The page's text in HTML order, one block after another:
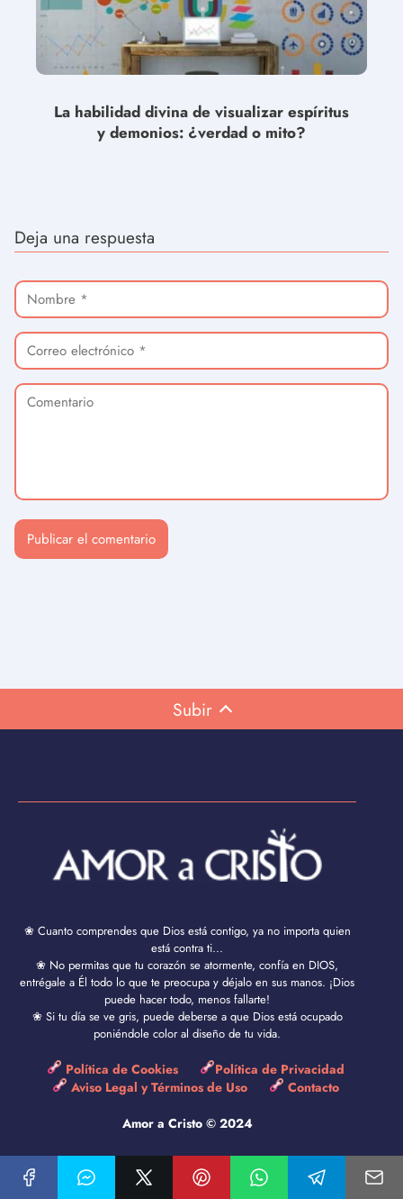
La habilidad divina de visualizar espíritus
y demonios: ¿verdad o mito?
Deja una respuesta
Subir
❀ Cuanto comprendes que Dios está contigo, ya no importa quien
está contra ti...
❀ No permitas que tu corazón se atormente, confía en DIOS,
entrégale a Él todo lo que te preocupa y déjalo en sus manos. ¡Dios
puede hacer todo, menos fallarte!
❀ Si tu día se ve gris, puede deberse a que Dios está ocupado
poniéndole color al diseño de tu vida.
Política de Cookies
Política de Privacidad
Aviso Legal y Términos de Uso
Contacto
Amor a Cristo © 2024